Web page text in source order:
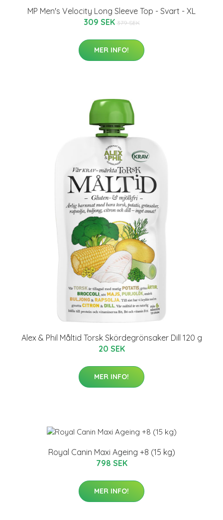
MP Men's Velocity Long Sleeve Top - Svart - XL
309 SEK 379 SEK
MER INFO!
Alex & Phil Måltid Torsk Skördegrönsaker Dill 120 g
20 SEK
MER INFO!
Royal Canin Maxi Ageing +8 (15 kg)
798 SEK
MER INFO!